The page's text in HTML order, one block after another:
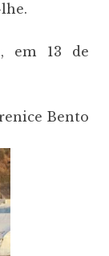
em 13 de
Bento